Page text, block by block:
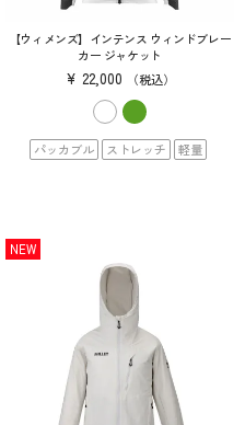
【ウィメンズ】インテンス ウィンドブレー
カー ジャケット
¥ 22,000 税込
パッカブル ストレッチ 軽量
NEW